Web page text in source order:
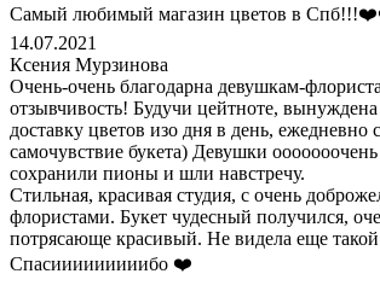
Самый любимый магазин цветов в
14.07.2021
Ксения Мурзинова
Очень-очень благодарна девушкам-
отзывчивость! Будучи цейтноте,
доставку цветов изо дня в день, ежедневно
самочувствие букета) Девушки
сохранили пионы и шли навстречу.
Стильная, красивая студия, с очень
флористами. Букет чудесный получился,
потрясающе красивый. Не видела еще
Спасииииииииибо ❤️